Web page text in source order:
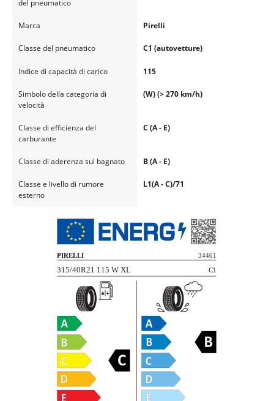
del pneumatico
Marca Pirelli
Classe del pneumatico C1 (autovetture)
Indice di capacità di carico 115
Simbolo della categoria di
velocità
(W) (> 270 km/h)
Classe di efficienza del
carburante
C (A - E)
Classe di aderenza sul bagnato B (A - E)
Classe e livello di rumore
esterno
L1(A - C)/71